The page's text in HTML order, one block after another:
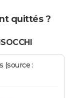
quittés ?
(source :